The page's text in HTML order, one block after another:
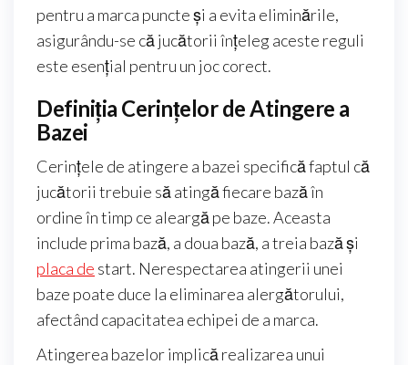
pentru a marca puncte și a evita eliminările,
asigurându-se că jucătorii înțeleg aceste reguli
este esențial pentru un joc corect.
Definiția Cerințelor de Atingere a
Bazei
Cerințele de atingere a bazei specifică faptul că
jucătorii trebuie să atingă fiecare bază în
ordine în timp ce aleargă pe baze. Aceasta
include prima bază, a doua bază, a treia bază și
placa de start. Nerespectarea atingerii unei
baze poate duce la eliminarea alergătorului,
afectând capacitatea echipei de a marca.
Atingerea bazelor implică realizarea unui